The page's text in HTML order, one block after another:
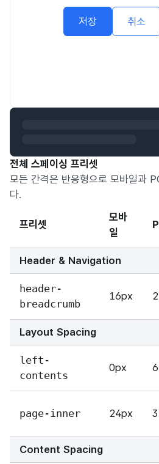
저장 취소
전체 스페이싱 프리셋
모든 간격은 반응형으로 모바일과
다.
프리셋
모바
일
Header & Navigation
header-
breadcrumb
16px
Layout Spacing
left-
contents
0px
page-inner 24px
Content Spacing